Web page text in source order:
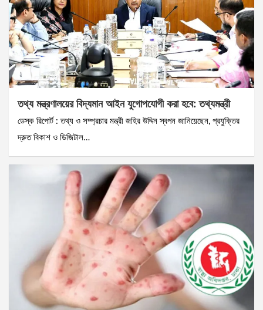
তথ্য মন্ত্রণালয়ের বিদ্যমান আইন যুগোপযোগী করা হবে: তথ্যমন্ত্রী
ডেস্ক রিপোর্ট : তথ্য ও সম্প্রচার মন্ত্রী জহির উদ্দিন স্বপন জানিয়েছেন, প্রযুক্তির
দ্রুত বিকাশ ও ডিজিটাল…